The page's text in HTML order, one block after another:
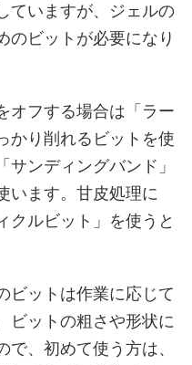
ていますが、ジェルの
のビットが必要になり
オフする場合は「ラー
かり削れるビットを使
ンディングバンド」
います。甘皮処理に
クルビット」を使うと
ビットは作業に応じて
ビットの粗さや形状に
、初めて使う方は、